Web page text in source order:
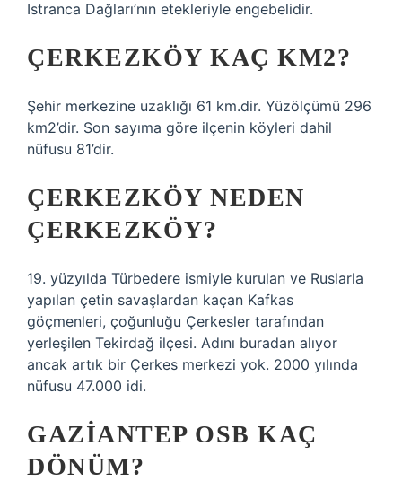
Istranca Dağları’nın etekleriyle engebelidir.
ÇERKEZKÖY KAÇ KM2?
Şehir merkezine uzaklığı 61 km.dir. Yüzölçümü 296
km2’dir. Son sayıma göre ilçenin köyleri dahil
nüfusu 81’dir.
ÇERKEZKÖY NEDEN
ÇERKEZKÖY?
19. yüzyılda Türbedere ismiyle kurulan ve Ruslarla
yapılan çetin savaşlardan kaçan Kafkas
göçmenleri, çoğunluğu Çerkesler tarafından
yerleşilen Tekirdağ ilçesi. Adını buradan alıyor
ancak artık bir Çerkes merkezi yok. 2000 yılında
nüfusu 47.000 idi.
GAZIANTEP OSB KAÇ
DÖNÜM?